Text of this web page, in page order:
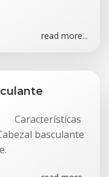
read more...
basculante